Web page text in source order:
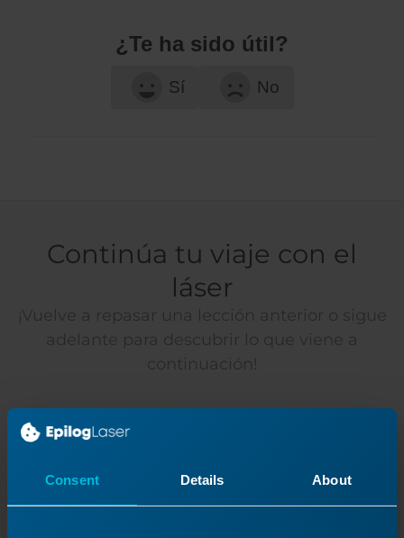
Consent Details About
¿Te ha sido útil?
Sí No
Continúa tu viaje con el
láser